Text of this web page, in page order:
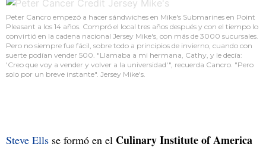
Peter Cancro empezó a hacer sándwiches en Mike's Submarines en Point
Pleasant a los 14 años. Compró el local tres años después y con el tiempo lo
convirtió en la cadena nacional Jersey Mike's, con más de 3000 sucursales.
Pero no siempre fue fácil, sobre todo a principios de invierno, cuando con
suerte podían vender 500. "Llamaba a mi hermana, Cathy, y le decía:
'Creo que voy a vender y volver a la universidad'", recuerda Cancro. "Pero
solo por un breve instante". Jersey Mike's.
Steve Ells se formó en el Culinary Institute of America